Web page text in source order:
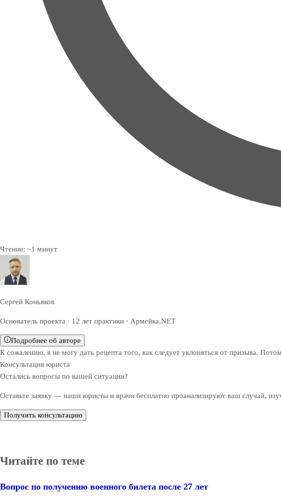
Чтение: ~1 минут
Сергей Коньяков
Основатель проекта · 12 лет практики · Армейка.NET
Подробнее об авторе
К сожалению, я не могу дать рецепта того, как следует уклоняться от призыва.
Консультация юриста
Остались вопросы по вашей ситуации?
Оставьте заявку — наши юристы и врачи бесплатно проанализируют ваш случай,
Получить консультацию
Читайте по теме
Вопрос по получению военного билета после 27 лет